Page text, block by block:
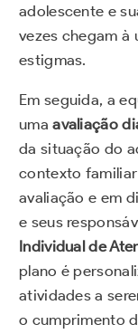
adolescente e
vezes chegam à
estigmas.
Em seguida, a
umaavaliação
da situação do
contexto familiar
avaliação e em
e seus
Individual de
plano é
atividades a
o cumprimento